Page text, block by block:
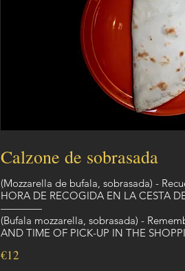
Calzone de sobrasada
(Mozzarella de bufala, sobrasada) -
HORA DE RECOGIDA EN LA CESTA
————
(Bufala mozzarella, sobrasada) -
AND TIME OF PICK-UP IN THE
€12